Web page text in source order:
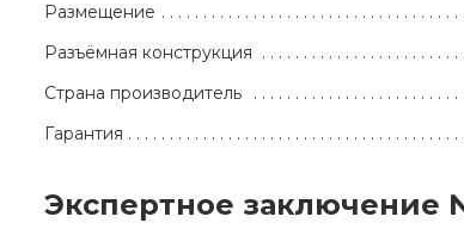
Размещение
Разъёмная конструкция
Страна производитель
Гарантия
Экспертное заключение